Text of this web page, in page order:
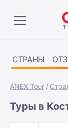
СТРАНЫ
ANEX Tour
Туры в